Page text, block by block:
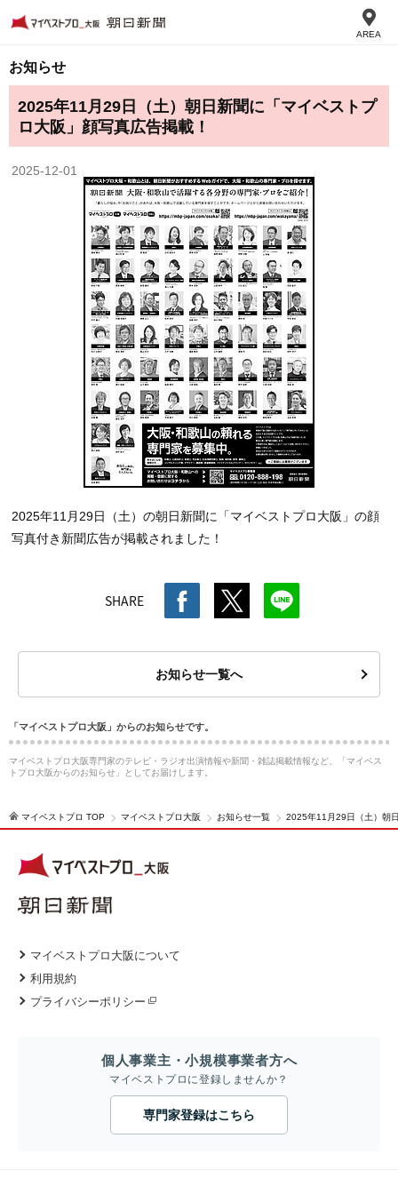
AREA
お知らせ
2025年11月29日（土）朝日新聞に「マイベストプ
ロ大阪」顔写真広告掲載！
2025-12-01
2025年11月29日（土）の朝日新聞に「マイベストプロ大阪」の顔
写真付き新聞広告が掲載されました！
SHARE
お知らせ一覧へ
「マイベストプロ大阪」からのお知らせです。
マイベストプロ大阪専門家のテレビ・ラジオ出演情報や新聞・雑誌掲載情報など、「マイベス
トプロ大阪からのお知らせ」としてお届けします。
マイベストプロ TOP マイベストプロ大阪 お知らせ一覧 2025年11月29日（土）朝
マイベストプロ大阪について
利用規約
プライバシーポリシー
個人事業主・小規模事業者方へ
マイベストプロに登録しませんか？
専門家登録はこちら